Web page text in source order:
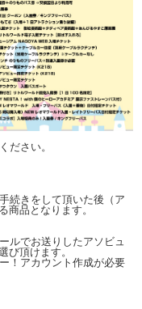
ださい。
続きをして頂いた後（ア
商品となります。
ルでお送りしたアソビュ
び頂けます。
！アカウント作成が必要